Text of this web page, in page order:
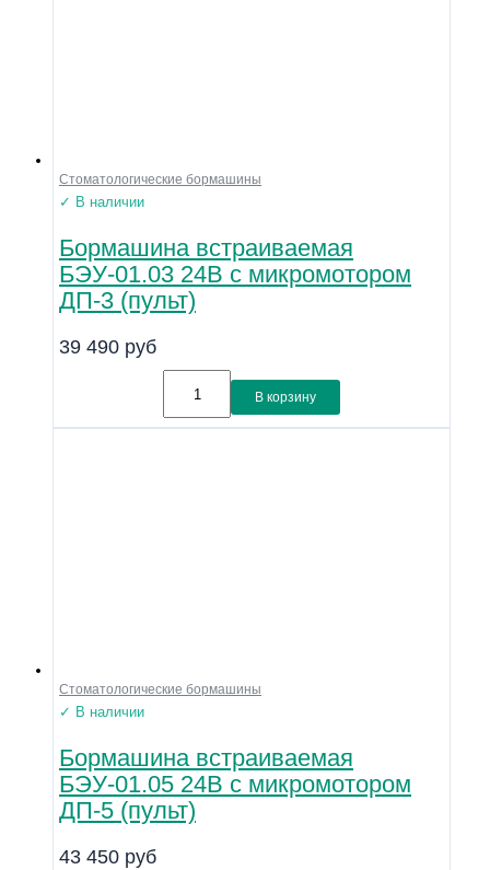
Стоматологические бормашины
✓ В наличии
Бормашина встраиваемая
БЭУ-01.03 24В с микромотором
ДП-3 (пульт)
39 490 руб
В корзину
Стоматологические бормашины
✓ В наличии
Бормашина встраиваемая
БЭУ-01.05 24В с микромотором
ДП-5 (пульт)
43 450 руб